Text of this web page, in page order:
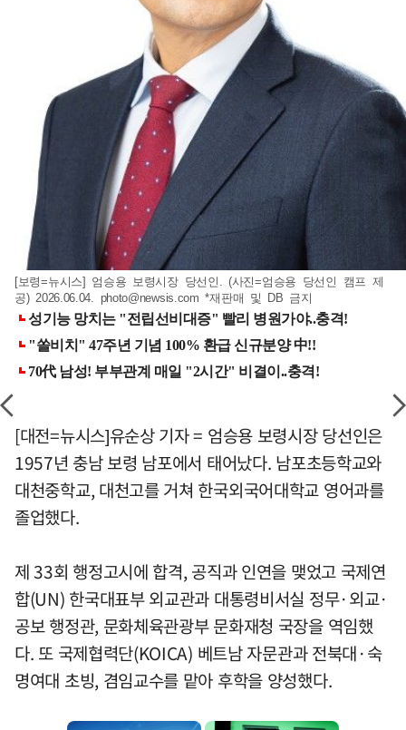
[보령=뉴시스] 엄승용 보령시장 당선인. (사진=엄승용 당선인 캠프 제
공) 2026.06.04. photo@newsis.com *재판매 및 DB 금지
[대전=뉴시스]유순상 기자 = 엄승용 보령시장 당선인은
1957년 충남 보령 남포에서 태어났다. 남포초등학교와
대천중학교, 대천고를 거쳐 한국외국어대학교 영어과를
졸업했다.
제 33회 행정고시에 합격, 공직과 인연을 맺었고 국제연
합(UN) 한국대표부 외교관과 대통령비서실 정무·외교·
공보 행정관, 문화체육관광부 문화재청 국장을 역임했
다. 또 국제협력단(KOICA) 베트남 자문관과 전북대·숙
명여대 초빙, 겸임교수를 맡아 후학을 양성했다.